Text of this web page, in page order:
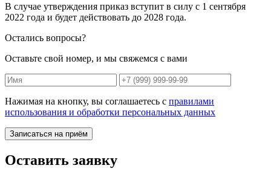
В случае утверждения приказ вступит в силу с 1 сентября
2022 года и будет действовать до 2028 года.
Остались вопросы?
Оставьте свой номер, и мы свяжемся с вами
Нажимая на кнопку, вы соглашаетесь с правилами
использования и обработки персональных данных
Записаться на приём
Оставить заявку